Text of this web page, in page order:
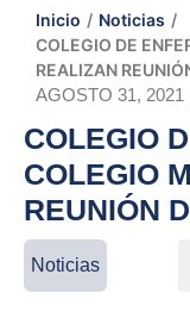
Inicio / Noticias /
COLEGIO DE
REALIZAN
AGOSTO 31, 2021
COLEGIO
COLEGIO
REUNIÓN
Noticias